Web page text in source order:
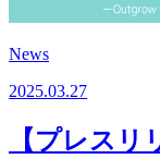
News
2025.03.27
【プレスリ